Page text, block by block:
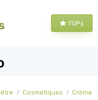
TOPs
être Cosmétiques